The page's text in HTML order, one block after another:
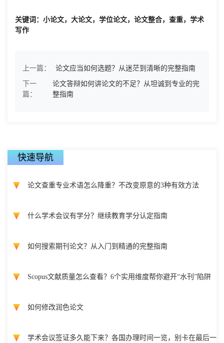
关键词：小论文，大论文，学位论文，论文整合，查重，学术
写作
上一篇：
论文应当如何选题？从迷茫到清晰的完整指南
下一
篇：
论文答辩如何讲论文的不足？从坦诚到专业的完
整指南
快速导航
论文查重专业术语怎么降重？不改变原意的3种有效方法
什么学术会议有学分？继续教育学分认定指南
如何搜索期刊论文？从入门到精通的完整指南
Scopus文献质量怎么查看？6个实用维度帮你避开“水刊”陷阱
如何修改润色论文
学术会议签证多久能下来？各国办理时间一览，别卡在最后一